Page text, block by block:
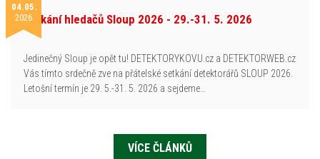
04.05.
2026Setkání hledačů Sloup 2026 - 29.-31. 5. 2026
Jedinečný Sloup je opět tu! DETEKTORYKOVU.cz a DETEKTORWEB.cz
Vás tímto srdečně zve na přátelské setkání detektorářů SLOUP 2026.
Letošní termín je 29. 5.-31. 5. 2026 a sejdeme…
VÍCE ČLÁNKŮ